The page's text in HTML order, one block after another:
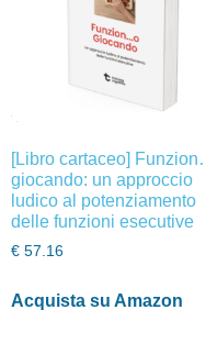
[Libro cartaceo]
giocando: un approccio
ludico al potenziamento
delle funzioni esecutive
€ 57.16
Acquista su Amazon